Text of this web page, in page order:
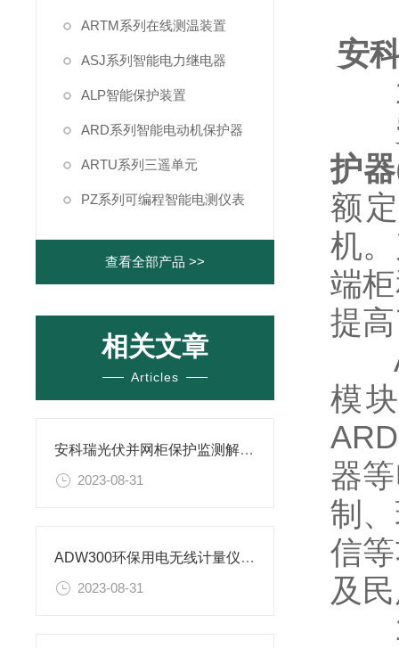
ARTM系列在线测温装置
ASJ系列智能电力继电器
ALP智能保护装置
ARD系列智能电动机保护器
ARTU系列三遥单元
PZ系列可编程智能电测仪表
查看全部产品 >>
相关文章
Articles
安科瑞光伏并网柜保护监测解决方案的应用实例
2023-08-31
ADW300环保用电无线计量仪表对接昊美平台实例
2023-08-31
安
1
护器
额
机
端
提
模
器
制
信
及